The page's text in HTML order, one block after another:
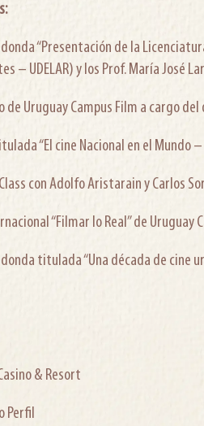
“Presentación de la
– UDELAR) y los Prof. María José
Uruguay Campus Film a cargo del
“El cine Nacional en el Mundo –
con Adolfo Aristarain y Carlos
“Filmar lo Real” de Uruguay
titulada “Una década de cine
& Resort
Perfil